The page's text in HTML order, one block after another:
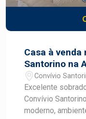
Casa à
Santorino na
em Piracicaba
Convívio
Excelente
Convívio
moderno,